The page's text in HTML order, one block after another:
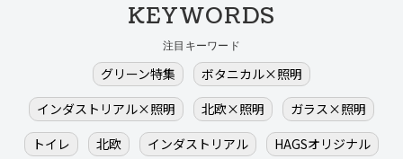
KEYWORDS
注目キーワード
グリーン特集
ボタニカル×照明
インダストリアル×照明
北欧×照明
ガラス×照明
トイレ
北欧 インダストリアル
HAGSオリジナル